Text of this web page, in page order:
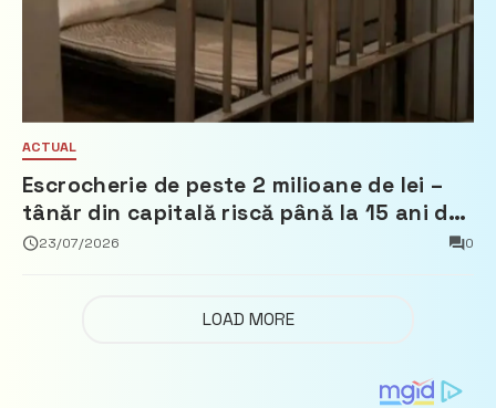
ACTUAL
Escrocherie de peste 2 milioane de lei –
tânăr din capitală riscă până la 15 ani de
închisoare
23/07/2026 0
LOAD MORE